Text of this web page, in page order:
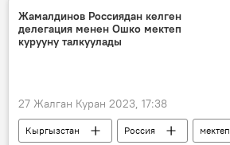
унция
Жамалдинов Россиядан келген
делегация менен Ошко мектеп
курууну талкуулады
27 Жалган Куран 2023, 17:38
Кыргызстан Россия
мектеп